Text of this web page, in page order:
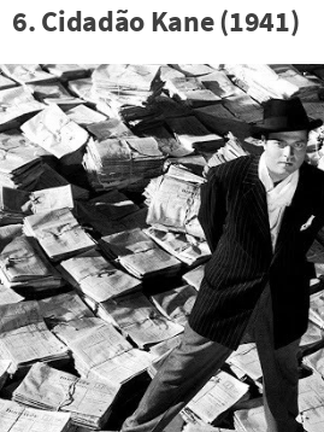
6. Cidadão Kane (1941)